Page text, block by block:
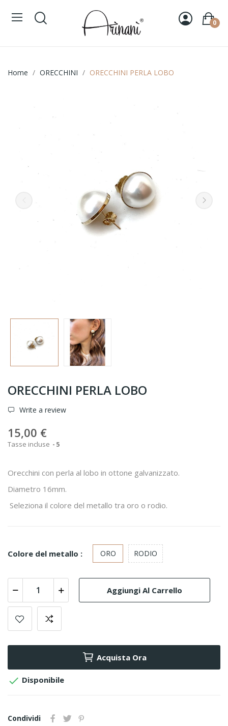
0
Home ORECCHINI ORECCHINI PERLA LOBO
ORECCHINI PERLA LOBO
Write a review
15,00 €
Tasse incluse 5
Orecchini con perla al lobo in ottone galvanizzato.
Diametro 16mm.
Seleziona il colore del metallo tra oro o rodio.
Colore del metallo : ORO RODIO
Aggiungi Al Carrello
Acquista Ora
 Disponibile
Condividi